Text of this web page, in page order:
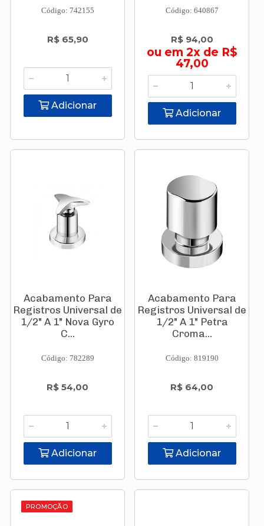
Código: 742155
R$ 65,90
Adicionar
Código: 640867
R$ 94,00
ou em 2x de R$
47,00
Adicionar
Acabamento Para
Registros Universal de
1/2" A 1" Nova Gyro
C...
Código: 782289
R$ 54,00
Adicionar
Acabamento Para
Registros Universal de
1/2" A 1" Petra
Croma...
Código: 819190
R$ 64,00
Adicionar
PROMOÇÃO